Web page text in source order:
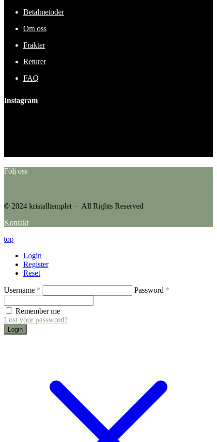
Betalmetoder
Om oss
Frakter
Returer
FAQ
Instagram
Följ oss
© 2024 kristalltemplet – All Rights Reserved
Kontakt
top
Login
Register
Reset
Username * Password *
Remember me
Lost your password?
Login